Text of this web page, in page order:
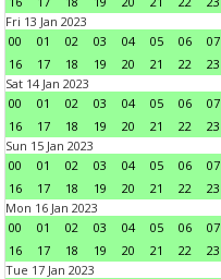
Fri 13 Jan 2023
00
01 02 03 04 05 06 07
16
17 18 19 20 21 22
23
Sat 14 Jan 2023
00
01 02 03 04 05 06 07
16
17 18 19 20 21 22
23
Sun 15 Jan 2023
00
01 02 03 04 05 06 07
16
17 18 19 20 21 22
23
Mon 16 Jan 2023
00
01 02 03 04 05 06 07
16
17 18 19 20 21 22
23
Tue 17 Jan 2023